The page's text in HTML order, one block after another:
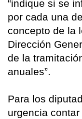
“indique si se
por cada una
concepto de la
Dirección
de la
anuales”.
Para los
urgencia